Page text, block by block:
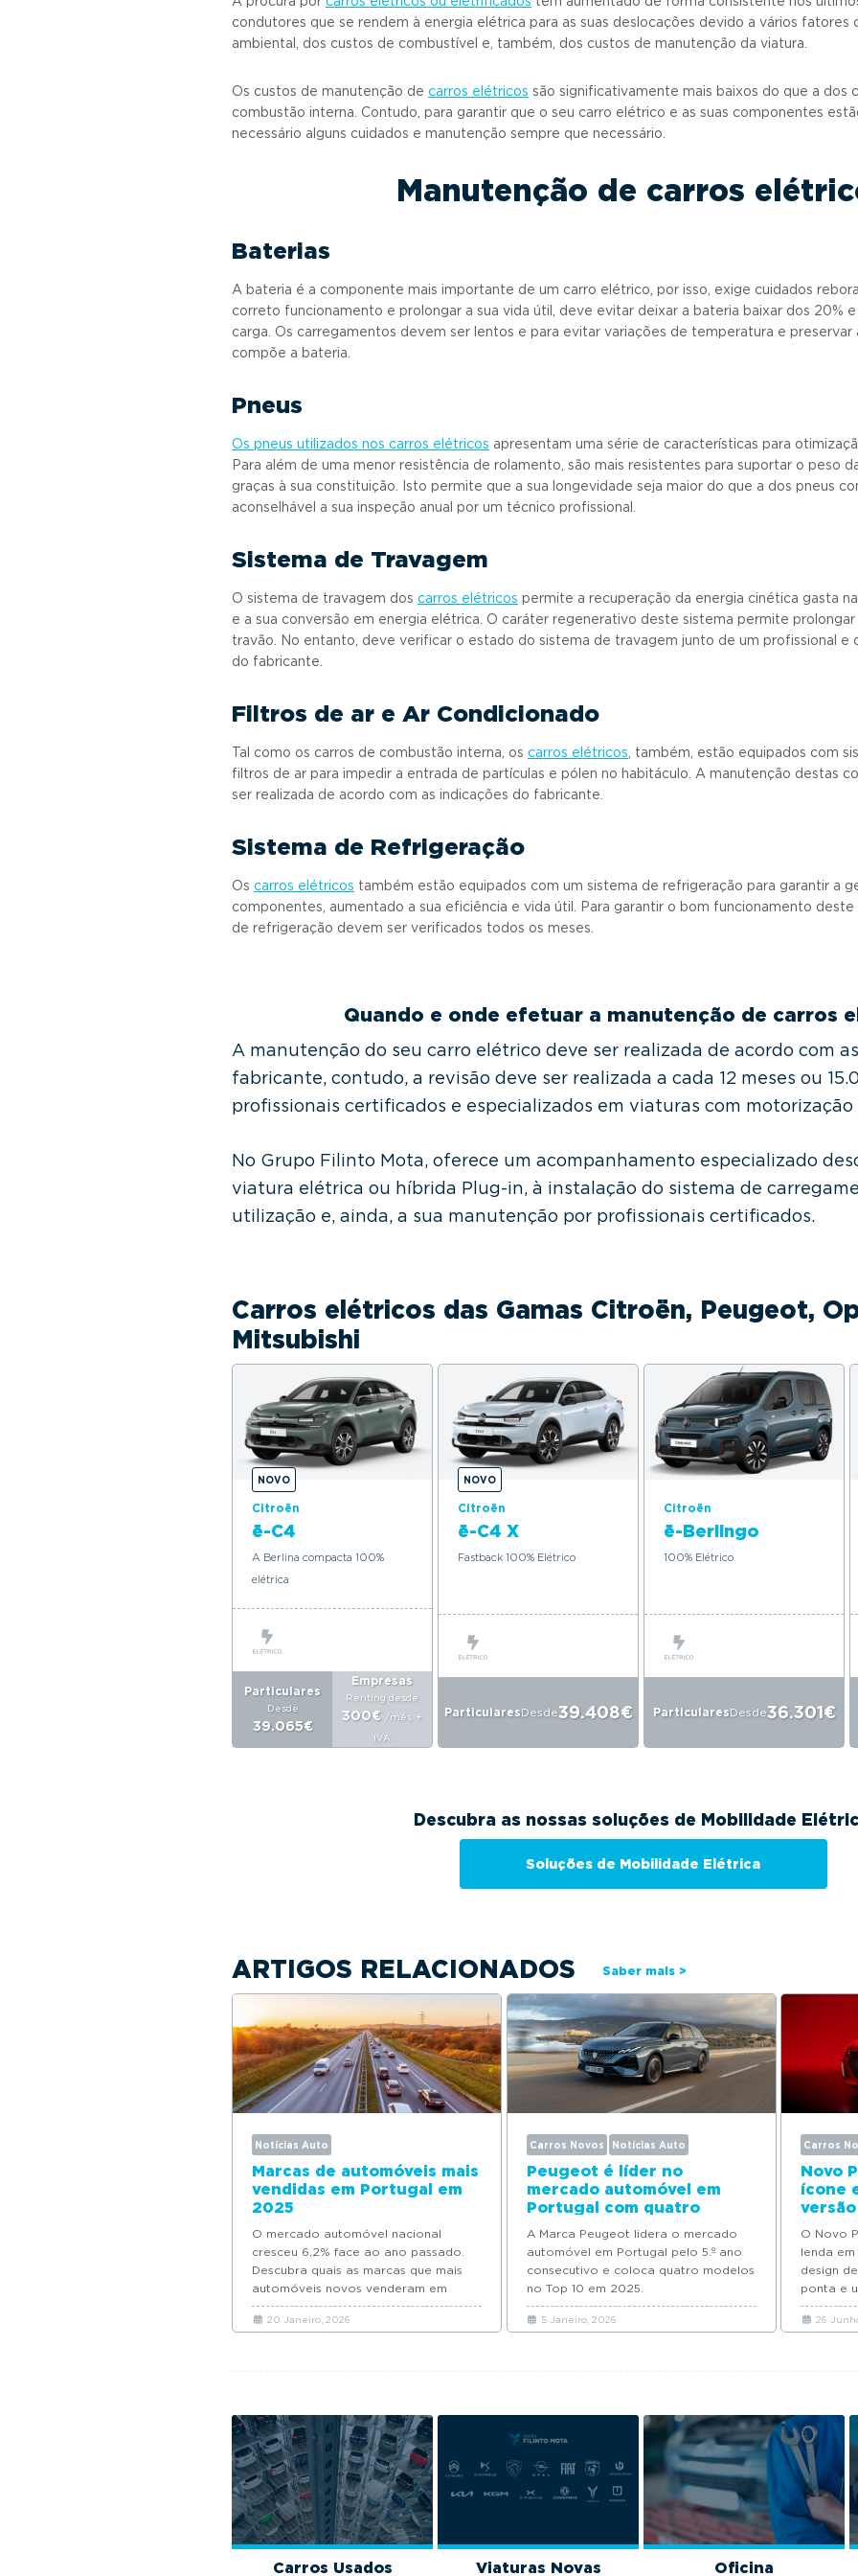
condutores que se rendem à energia elétrica para as suas deslocações devido a vários fatores
ambiental, dos custos de combustível e, também, dos custos de manutenção da viatura.
Os custos de manutenção de carros elétricos são significativamente mais baixos do que a dos
combustão interna. Contudo, para garantir que o seu carro elétrico e as suas componentes
necessário alguns cuidados e manutenção sempre que necessário.
Manutenção de carros
Baterias
A bateria é a componente mais importante de um carro elétrico, por isso, exige cuidados
correto funcionamento e prolongar a sua vida útil, deve evitar deixar a bateria baixar dos 20%
carga. Os carregamentos devem ser lentos e para evitar variações de temperatura e preservar
compõe a bateria.
Pneus
Os pneus utilizados nos carros elétricos apresentam uma série de características para
Para além de uma menor resistência de rolamento, são mais resistentes para suportar o peso
graças à sua constituição. Isto permite que a sua longevidade seja maior do que a dos pneus
aconselhável a sua inspeção anual por um técnico profissional.
Sistema de Travagem
O sistema de travagem dos carros elétricos permite a recuperação da energia cinética gasta
e a sua conversão em energia elétrica. O caráter regenerativo deste sistema permite prolongar
travão. No entanto, deve verificar o estado do sistema de travagem junto de um profissional e
do fabricante.
Filtros de ar e Ar Condicionado
Tal como os carros de combustão interna, os carros elétricos , também, estão equipados com
filtros de ar para impedir a entrada de partículas e pólen no habitáculo. A manutenção destas
ser realizada de acordo com as indicações do fabricante.
Sistema de Refrigeração
Os carros elétricos também estão equipados com um sistema de refrigeração para garantir a
componentes, aumentado a sua eficiência e vida útil. Para garantir o bom funcionamento deste
de refrigeração devem ser verificados todos os meses.
Quando e onde efetuar a manutenção de carros
A manutenção do seu carro elétrico deve ser realizada de acordo com
fabricante, contudo, a revisão deve ser realizada a cada 12 meses ou
profissionais certificados e especializados em viaturas com
No Grupo Filinto Mota, oferece um acompanhamento especializado
viatura elétrica ou híbrida Plug-in, à instalação do sistema de
utilização e, ainda, a sua manutenção por profissionais certificados.
Carros elétricos das Gamas Citroën, Peugeot,
Mitsubishi
NOVO
Citroën
ë-C4
A Berlina compacta 100%
elétrica
Particulares
Desde
39.065€
Empresas
Renting desde
300€ /mês +
IVA
NOVO
Citroën
ë-C4 X
Fastback 100% Elétrico
ParticularesDesde39.408€
Citroën
ë-Berlingo
100% Elétrico
ParticularesDesde36.301€
Descubra as nossas soluções de Mobilidade
Soluções de Mobilidade Elétrica
ARTIGOS RELACIONADOS Saber mais >
Notícias Auto
Marcas de automóveis mais
vendidas em Portugal em
2025
O mercado automóvel nacional
cresceu 6,2% face ao ano passado.
Descubra quais as marcas que mais
automóveis novos venderam em
Portugal em 2025.
20 Janeiro, 2026
Carros Novos Notícias Auto
Peugeot é líder no
mercado automóvel em
Portugal com quatro
modelos no Top 10 de
vendas em 2025
A Marca Peugeot lidera o mercado
automóvel em Portugal pelo 5.º ano
consecutivo e coloca quatro modelos
no Top 10 em 2025.
5 Janeiro, 2026
Carros
Novo
ícone
O Novo
lenda
design
ponta e
26
Carros Usados Viaturas Novas Oficina